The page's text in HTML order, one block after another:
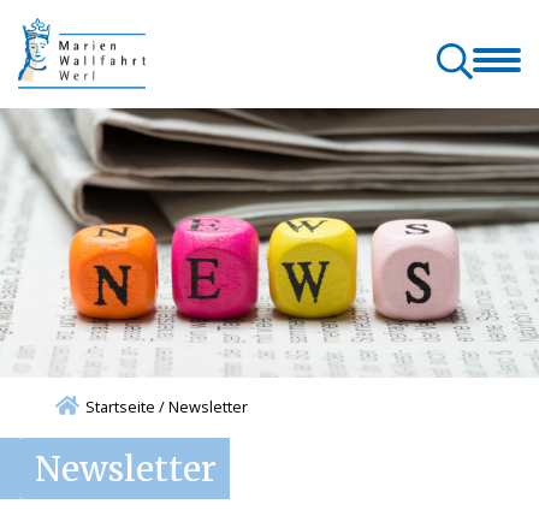
Wallfahrt
& Pilgern
& Seelsorge
der Wallfahrt& Service
Startseite /Newsletter
Newsletter